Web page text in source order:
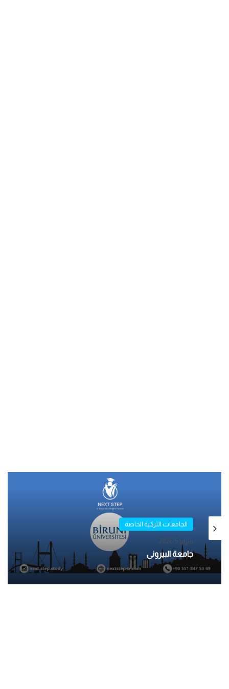
الجامعات التركية الخاصة
فبراير 5, 2026
الجامعات التركية الخاصة
مايو 1, 2025
جامعة بيكنت – İSTANBUL BEYKENT
ÜNİVERSİTESİ